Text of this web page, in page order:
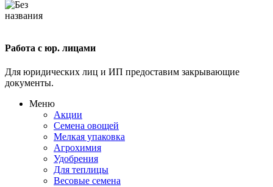
Работа с юр. лицами
Для юридических лиц и ИП предоставим закрывающие
документы.
Меню
Акции
Семена овощей
Мелкая упаковка
Агрохимия
Удобрения
Для теплицы
Весовые семена